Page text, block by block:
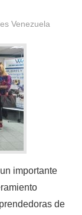
Venezuela
importante
de